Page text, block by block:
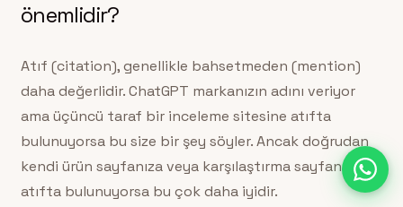
önemlidir?
Atıf (citation), genellikle bahsetmeden (mention)
daha değerlidir. ChatGPT markanızın adını veriyor
ama üçüncü taraf bir inceleme sitesine atıfta
bulunuyorsa bu size bir şey söyler. Ancak doğrudan
kendi ürün sayfanıza veya karşılaştırma sayfanıza
atıfta bulunuyorsa bu çok daha iyidir.